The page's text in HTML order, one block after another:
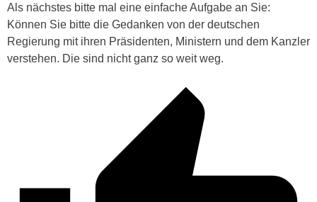
Als nächstes bitte mal eine einfache Aufgabe an Sie:
Können Sie bitte die Gedanken von der deutschen
Regierung mit ihren Präsidenten, Ministern und dem Kanzler
verstehen. Die sind nicht ganz so weit weg.